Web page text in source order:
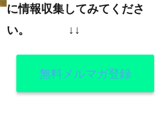
に情報収集してみてくださ
い。
↓↓
無料メルマガ登録